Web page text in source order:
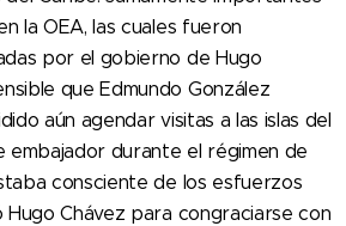
la OEA, las cuales fueron
por el gobierno de Hugo
que Edmundo González
aún agendar visitas a las islas del
embajador durante el régimen de
consciente de los esfuerzos
Chávez para congraciarse con